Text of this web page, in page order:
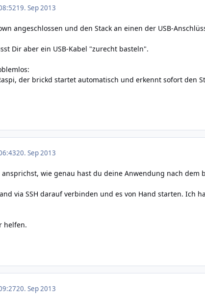
19. Sep 2013
angeschlossen und den Stack an einen der USB-
Dir aber ein USB-Kabel "zurecht basteln".
der brickd startet automatisch und erkennt sofort den
20. Sep 2013
wie genau hast du deine Anwendung nach dem
via SSH darauf verbinden und es von Hand starten. Ich
helfen.
20. Sep 2013